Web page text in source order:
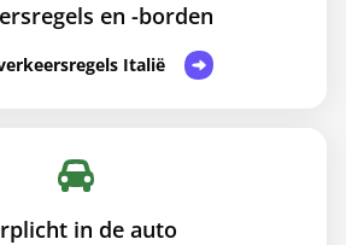
en -borden
Italië
in de auto